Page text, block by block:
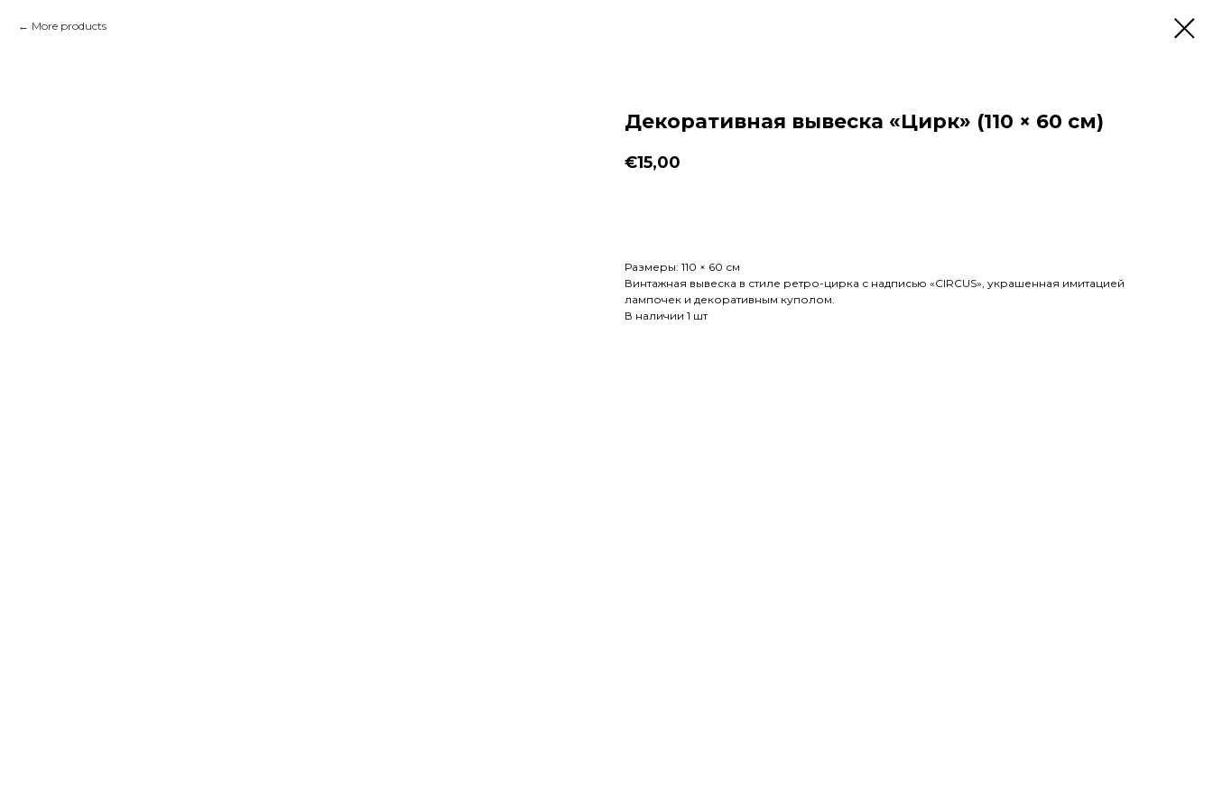
More products
Декоративная вывеска «Цирк» (110 × 60 см)
€15,00
Размеры: 110 × 60 см
Винтажная вывеска в стиле ретро-цирка с надписью «CIRCUS», украшенная имитацией
лампочек и декоративным куполом.
В наличии 1 шт